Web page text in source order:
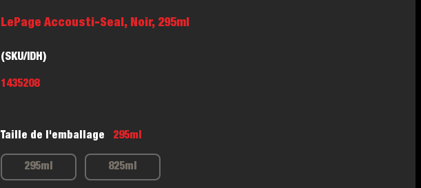
LePage Accousti-Seal, Noir, 295ml
(SKU/IDH)
1435208
Taille de l'emballage 295ml
295ml 825ml